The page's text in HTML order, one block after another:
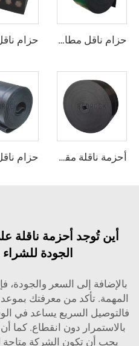
حزام ناقل مطاطي عالي التحمل من 3 طبقات EP300 بعرض 800مم/1000مم/1200مم لتعدين الفحم
أحزمة ناقلة مقاومة للنفط مصممة من قبل المصنّع، بسرعة قابلة للتعديل وجديدة
أين تُوجد أحزمة
الجودة
بالإضافة إلى السعر
المهمة. تأكد من معرفتك
فالتوصيل السريع يساعد في
بالاستمرار دون انقطاع. كما
يجب أن تكون الشركة متاحة